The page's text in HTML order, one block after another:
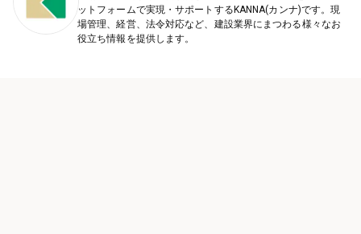
ットフォームで実現・サポートするKANNA(カンナ)です。現
場管理、経営、法令対応など、建設業界にまつわる様々なお
役立ち情報を提供します。